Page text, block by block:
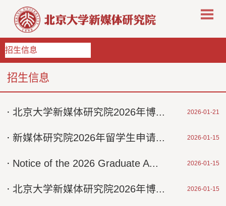
招生信息
招生信息
· 北京大学新媒体研究院2026年博... 2026-01-21
· 新媒体研究院2026年留学生申请... 2026-01-15
· Notice of the 2026 Graduate A... 2026-01-15
· 北京大学新媒体研究院2026年博... 2026-01-15